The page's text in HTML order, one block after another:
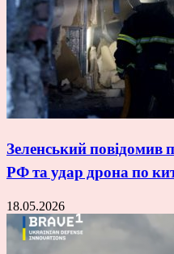
Зеленський повідомив
РФ та удар дрона по
18.05.2026